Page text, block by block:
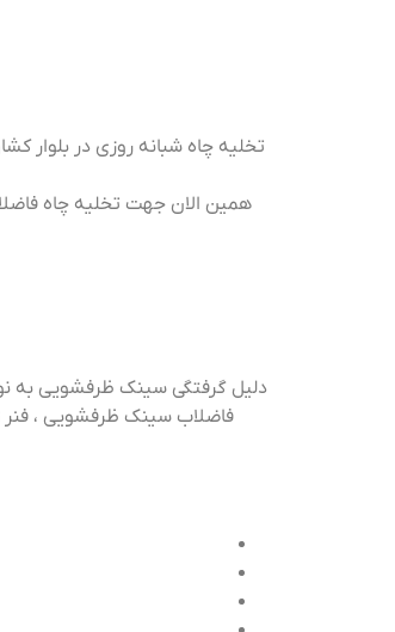
تخلیه چاه شبانه روزی در بلوار
همین الان جهت تخلیه چاه
دلیل گرفتگی سینک ظرفشویی به
فاضلاب سینک ظرفشویی ، فنر